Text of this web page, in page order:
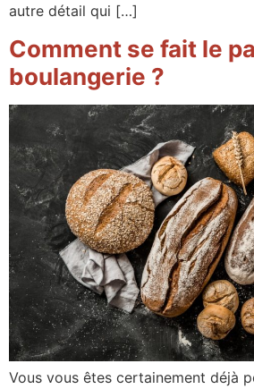
autre détail qui […]
Comment se fait le
boulangerie ?
Vous vous êtes certainement déjà